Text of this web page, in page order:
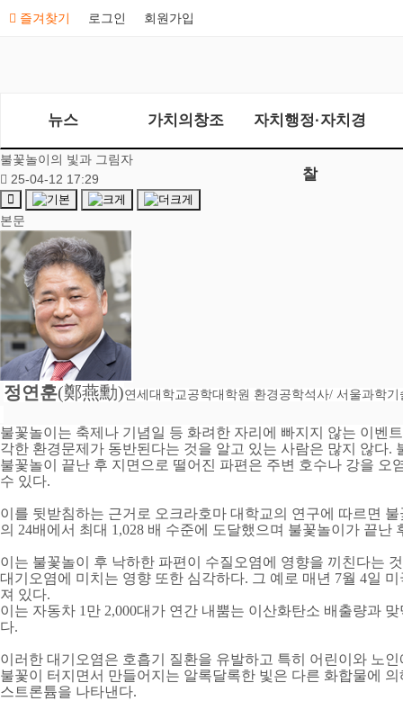
즐겨찾기 로그인 회원가입
뉴스 가치의창조 자치행정·자치경
찰
불꽃놀이의 빛과 그림자
25-04-12 17:29
본문
정연훈(鄭燕勳)연세대학교공학대학원 환경공학석사/ 서울과학기
불꽃놀이는 축제나 기념일 등 화려한 자리에 빠지지 않는 이벤
각한 환경문제가 동반된다는 것을 알고 있는 사람은 많지 않다.
불꽃놀이 끝난 후 지면으로 떨어진 파편은 주변 호수나 강을 오
수 있다.
이를 뒷받침하는 근거로 오크라호마 대학교의 연구에 따르면
의 24배에서 최대 1,028 배 수준에 도달했으며 불꽃놀이가 끝난
이는 불꽃놀이 후 낙하한 파편이 수질오염에 영향을 끼친다는
대기오염에 미치는 영향 또한 심각하다. 그 예로 매년 7월 4일
져 있다.
이는 자동차 1 만 2,000대가 연간 내뿜는 이산화탄소 배출량과
다.
이러한 대기오염은 호흡기 질환을 유발하고 특히 어린이와 노
불꽃이 터지면서 만들어지는 알록달록한 빛은 다른 화합물에
스트론튬을 나타낸다.